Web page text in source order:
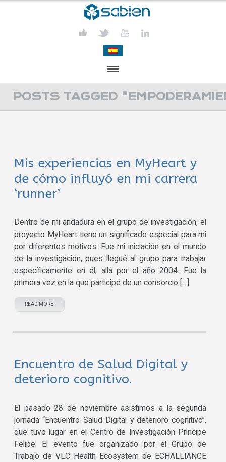
PRESENTATION
ACTIVITIES
MEDIA
POSTS TAGGED
Mis experiencias en MyHeart y
de cómo influyó en mi carrera
‘runner’
Dentro de mi andadura en el grupo de investigación, el
proyecto MyHeart tiene un significado especial para mi
por diferentes motivos: Fue mi iniciación en el mundo
de la investigación, pues llegué al grupo para trabajar
específicamente en él, allá por el año 2004. Fue la
primera vez en la que participé de un consorcio […]
READ MORE
Encuentro de Salud Digital y
deterioro cognitivo.
El pasado 28 de noviembre asistimos a la segunda
jornada “Encuentro Salud Digital y deterioro cognitivo”,
que tuvo lugar en el Centro de Investigación Príncipe
Felipe. El evento fue organizado por el Grupo de
Trabajo de VLC Health Ecosystem de ECHALLIANCE